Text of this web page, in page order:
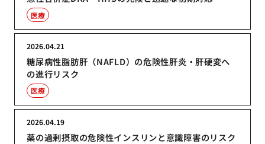
医療
糖尿病性脂肪肝（NAFLD）の危険性肝炎・肝硬変へ
の進行リスク
2026.04.21
医療
薬の過剰摂取の危険性インスリンと意識障害のリスク
2026.04.19